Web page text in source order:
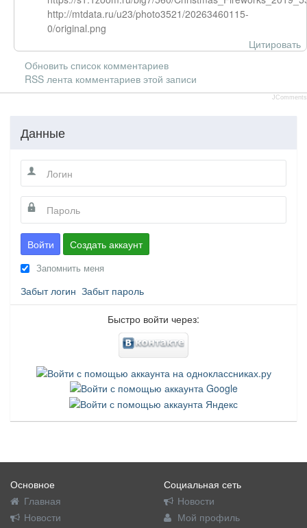
http://mtdata.ru/u23/photo3521/20263460115-
0/original.png
Цитировать
Обновить список комментариев
RSS лента комментариев этой записи
JComments
Данные
Войти Создать аккаунт
Запомнить меня
Забыт логин Забыт пароль
Быстро войти через:
Основное
Главная
Новости
Социальная сеть
Новости
Мой профиль